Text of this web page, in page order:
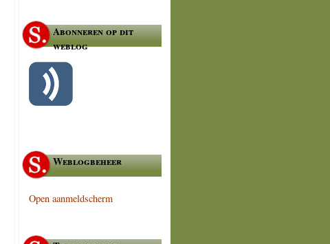
Abonneren op dit
weblog
Weblogbeheer
Open aanmeldscherm